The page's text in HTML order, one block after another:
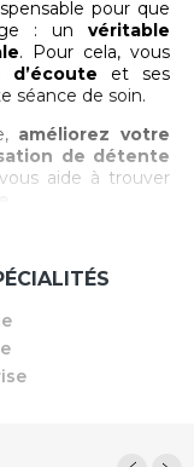
pour que
: un véritable
. Pour cela, vous
d’écoute et ses
séance de soin.
améliorez votre
de détente
aide à trouver
ainsi que tout
table de massage,
et produit de
se déplace
des
ergonomique,